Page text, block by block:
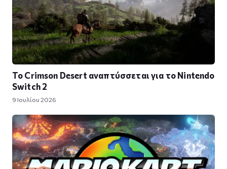
Το Crimson Desert αναπτύσσεται για το Nintendo
Switch 2
9 Ιουλίου 2026